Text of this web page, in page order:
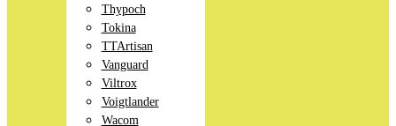
Thypoch
Tokina
TTArtisan
Vanguard
Viltrox
Voigtlander
Wacom